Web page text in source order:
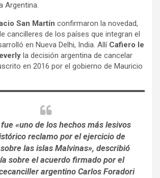
Argentina.
San Martín confirmaron la novedad,
cancilleres de los países que integran el
en Nueva Delhi, India. Allí Cafiero le
la decisión argentina de cancelar
en 2016 por el gobierno de Mauricio
«uno de los hechos más lesivos
reclamo por el ejercicio de
las islas Malvinas», describió
sobre el acuerdo firmado por el
argentino Carlos Foradori